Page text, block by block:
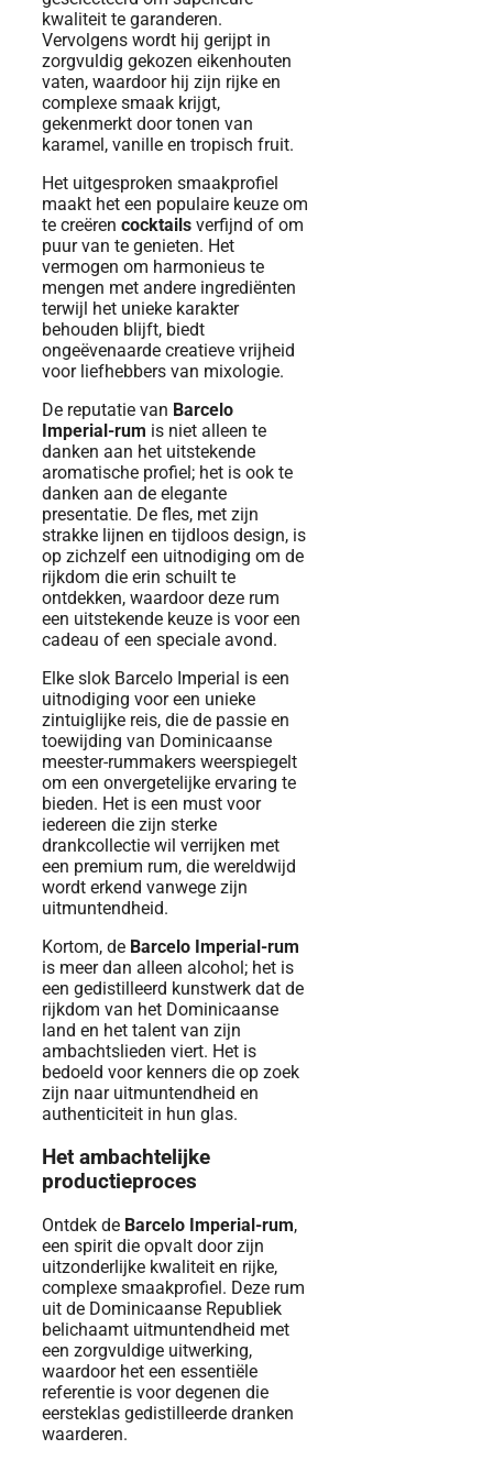
kwaliteit te garanderen.
Vervolgens wordt hij gerijpt in
zorgvuldig gekozen eikenhouten
vaten, waardoor hij zijn rijke en
complexe smaak krijgt,
gekenmerkt door tonen van
karamel, vanille en tropisch fruit.
Het uitgesproken smaakprofiel
maakt het een populaire keuze om
te creëren cocktails verfijnd of om
puur van te genieten. Het
vermogen om harmonieus te
mengen met andere ingrediënten
terwijl het unieke karakter
behouden blijft, biedt
ongeëvenaarde creatieve vrijheid
voor liefhebbers van mixologie.
De reputatie van Barcelo
Imperial-rum is niet alleen te
danken aan het uitstekende
aromatische profiel; het is ook te
danken aan de elegante
presentatie. De fles, met zijn
strakke lijnen en tijdloos design, is
op zichzelf een uitnodiging om de
rijkdom die erin schuilt te
ontdekken, waardoor deze rum
een ​​uitstekende keuze is voor een
cadeau of een speciale avond.
Elke slok Barcelo Imperial is een
uitnodiging voor een unieke
zintuiglijke reis, die de passie en
toewijding van Dominicaanse
meester-rummakers weerspiegelt
om een ​​onvergetelijke ervaring te
bieden. Het is een must voor
iedereen die zijn sterke
drankcollectie wil verrijken met
een premium rum, die wereldwijd
wordt erkend vanwege zijn
uitmuntendheid.
Kortom, de Barcelo Imperial-rum
is meer dan alleen alcohol; het is
een gedistilleerd kunstwerk dat de
rijkdom van het Dominicaanse
land en het talent van zijn
ambachtslieden viert. Het is
bedoeld voor kenners die op zoek
zijn naar uitmuntendheid en
authenticiteit in hun glas.
Het ambachtelijke
productieproces
Ontdek de Barcelo Imperial-rum,
een spirit die opvalt door zijn
uitzonderlijke kwaliteit en rijke,
complexe smaakprofiel. Deze rum
uit de Dominicaanse Republiek
belichaamt uitmuntendheid met
een zorgvuldige uitwerking,
waardoor het een essentiële
referentie is voor degenen die
eersteklas gedistilleerde dranken
waarderen.